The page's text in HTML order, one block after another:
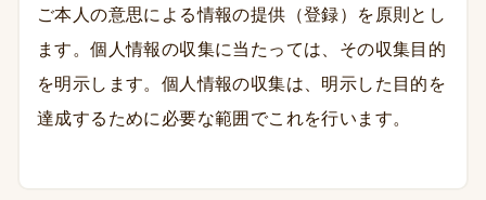
ご本人の意思による情報の提供（登録）を原則とし
ます。個人情報の収集に当たっては、その収集目的
を明示します。個人情報の収集は、明示した目的を
達成するために必要な範囲でこれを行います。